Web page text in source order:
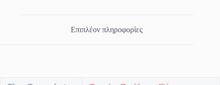
Επιπλέον πληροφορίες